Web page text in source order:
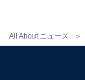
All About ニュース